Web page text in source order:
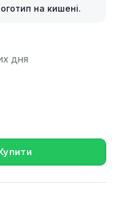
на кишені.
дня